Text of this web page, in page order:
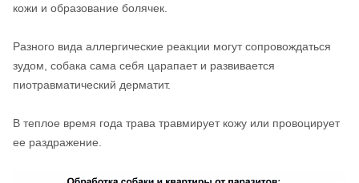
кожи и образование болячек.
Разного вида аллергические реакции могут сопровождаться
зудом, собака сама себя царапает и развивается
пиотравматический дерматит.
В теплое время года трава травмирует кожу или провоцирует
ее раздражение.